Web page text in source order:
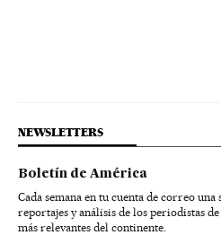
NEWSLETTERS
Boletín de América
Cada semana en tu cuenta de correo una
reportajes y análisis de los periodistas
más relevantes del continente.